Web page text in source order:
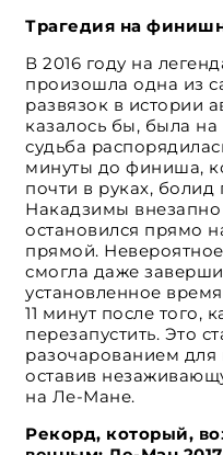
Трагедия на
В 2016 году на
произошла одна из
развязок в истории
казалось бы, была
судьба
минуты до финиша,
почти в руках,
Накадзимы
остановился прямо
прямой.
смогла даже
установленное
11 минут после того,
перезапустить. Это
разочарованием
оставив
на Ле-Мане.
Рекорд, который,